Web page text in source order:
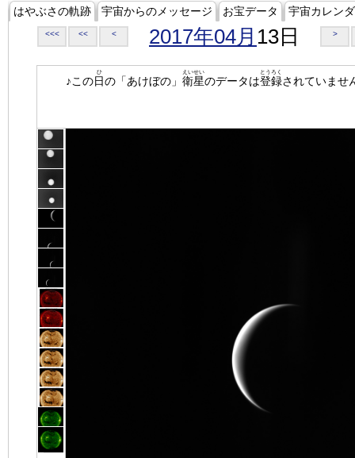
はやぶさの軌跡 宇宙からのメッセージ お宝データ 宇宙カレン
<<< << < 2017年04月 13日 >
♪この日
ひ
の「あけぼの」 衛星
えいせい
のデータは登録
とうろく
されていませ